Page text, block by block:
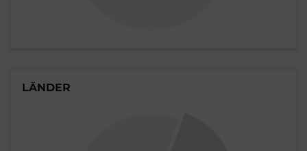
LÄNDER